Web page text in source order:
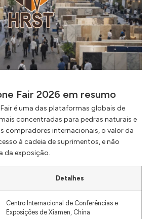
Fair 2026 em resumo
é uma das plataformas globais de
concentradas para pedras naturais e
compradores internacionais, o valor da
à cadeia de suprimentos, e não
da exposição.
Detalhes
Centro Internacional de Conferências e
Exposições de Xiamen, China